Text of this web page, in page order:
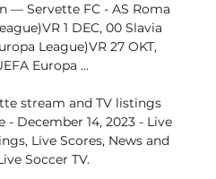
— Servette FC - AS Roma
1 DEC, 00 Slavia
League)VR 27 OKT,
Europa ...
stream and TV listings
- December 14, 2023 - Live
Live Scores, News and
Soccer TV.